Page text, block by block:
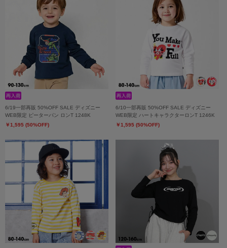
6/19一部再販 50%OFF SALE ディズニー
WEB限定 ピーターパン ロンT 1248K
￥1,595 (50%OFF)
6/10一部再販 50%OFF SALE ディズニー
WEB限定 ハートキャラクターロンT 1246K
￥1,595 (50%OFF)